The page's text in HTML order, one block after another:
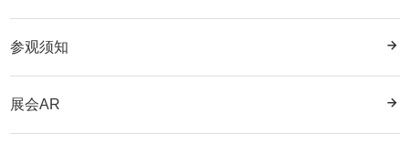
参观须知
展会AR